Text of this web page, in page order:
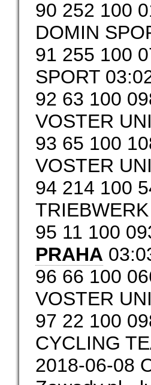
90 252 100
DOMIN
91 255 100
SPORT
92 63 100
VOSTER
93 65 100
VOSTER
94 214 100
95 11 100
PRAHA
96 66 100
VOSTER
97 22 100
CYCLING
2018-06-08